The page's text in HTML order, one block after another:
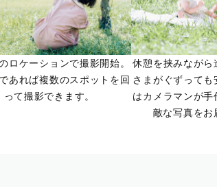
ロケーションで撮影開始。
あれば複数のスポットを回
って撮影できます。
休憩を挟みながら
さまがぐずっても
はカメラマンが
敵な写真をお